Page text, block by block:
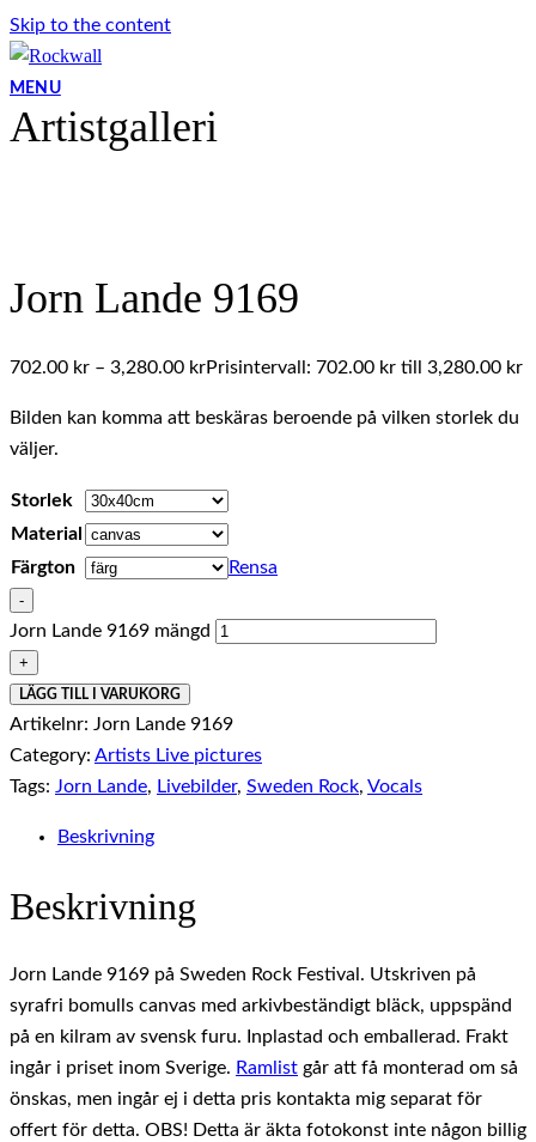
Skip to the content
MENU
Artistgalleri
Jorn Lande 9169
702.00 kr – 3,280.00 krPrisintervall: 702.00 kr till 3,280.00 kr
Bilden kan komma att beskäras beroende på vilken storlek du
väljer.
Storlek
Material
Färgton
Rensa
-
Jorn Lande 9169 mängd
+
LÄGG TILL I VARUKORG
Artikelnr: Jorn Lande 9169
Category: Artists Live pictures
Tags: Jorn Lande, Livebilder, Sweden Rock, Vocals
Beskrivning
Beskrivning
Jorn Lande 9169 på Sweden Rock Festival. Utskriven på
syrafri bomulls canvas med arkivbeständigt bläck, uppspänd
på en kilram av svensk furu. Inplastad och emballerad. Frakt
ingår i priset inom Sverige. Ramlist går att få monterad om så
önskas, men ingår ej i detta pris kontakta mig separat för
offert för detta. OBS! Detta är äkta fotokonst inte någon billig